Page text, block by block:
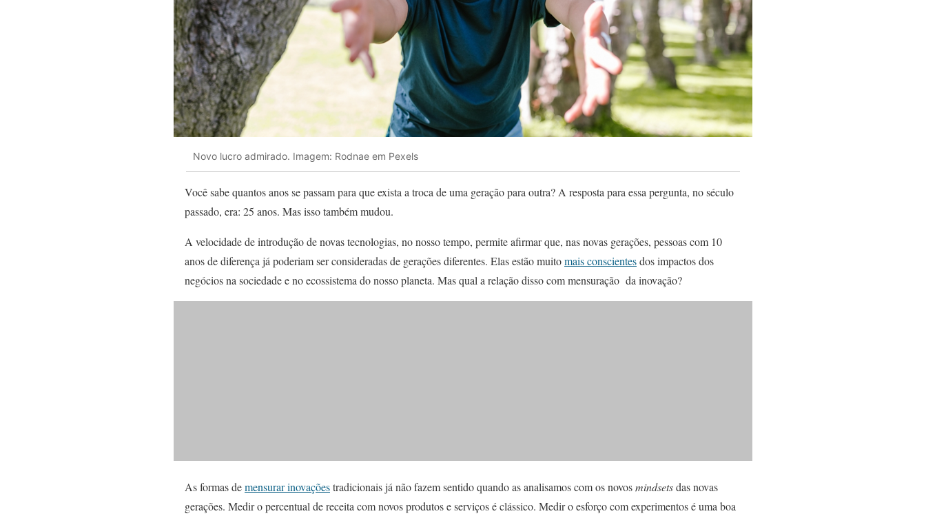
Novo lucro admirado. Imagem: Rodnae em Pexels
Você sabe quantos anos se passam para que exista a troca de uma geração para outra? A resposta para essa pergunta, no século
passado, era: 25 anos. Mas isso também mudou.
A velocidade de introdução de novas tecnologias, no nosso tempo, permite afirmar que, nas novas gerações, pessoas com 10
anos de diferença já poderiam ser consideradas de gerações diferentes. Elas estão muitomais conscientesdos impactos dos
negócios na sociedade e no ecossistema do nosso planeta. Mas qual a relação disso com mensuração da inovação?
As formas demensurar inovaçõestradicionais já não fazem sentido quando as analisamos com os novosmindsetsdas novas
gerações. Medir o percentual de receita com novos produtos e serviços é clássico. Medir o esforço com experimentos é uma boa